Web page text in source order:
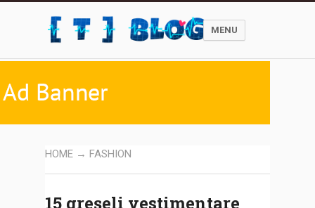
MENU
HOME → FASHION
15 greșeli vestimentare